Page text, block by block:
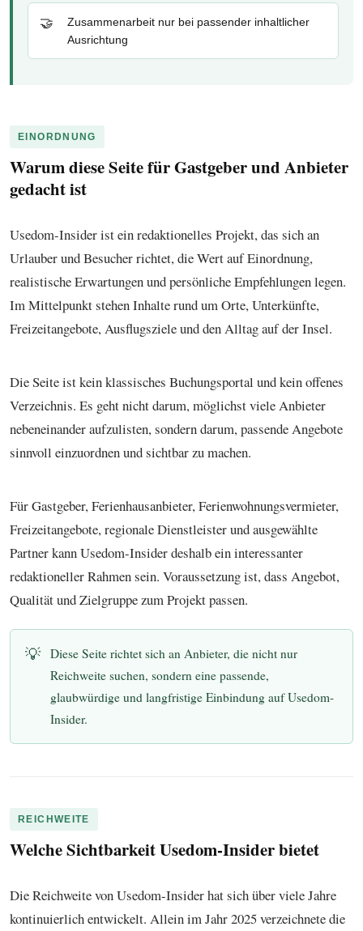
🤝
Zusammenarbeit nur bei passender inhaltlicher
Ausrichtung
EINORDNUNG
Warum diese Seite für Gastgeber und Anbieter
gedacht ist
Usedom-Insider ist ein redaktionelles Projekt, das sich an
Urlauber und Besucher richtet, die Wert auf Einordnung,
realistische Erwartungen und persönliche Empfehlungen legen.
Im Mittelpunkt stehen Inhalte rund um Orte, Unterkünfte,
Freizeitangebote, Ausflugsziele und den Alltag auf der Insel.
Die Seite ist kein klassisches Buchungsportal und kein offenes
Verzeichnis. Es geht nicht darum, möglichst viele Anbieter
nebeneinander aufzulisten, sondern darum, passende Angebote
sinnvoll einzuordnen und sichtbar zu machen.
Für Gastgeber, Ferienhausanbieter, Ferienwohnungsvermieter,
Freizeitangebote, regionale Dienstleister und ausgewählte
Partner kann Usedom-Insider deshalb ein interessanter
redaktioneller Rahmen sein. Voraussetzung ist, dass Angebot,
Qualität und Zielgruppe zum Projekt passen.
💡 Diese Seite richtet sich an Anbieter, die nicht nur
Reichweite suchen, sondern eine passende,
glaubwürdige und langfristige Einbindung auf Usedom-
Insider.
REICHWEITE
Welche Sichtbarkeit Usedom-Insider bietet
Die Reichweite von Usedom-Insider hat sich über viele Jahre
kontinuierlich entwickelt. Allein im Jahr 2025 verzeichnete die